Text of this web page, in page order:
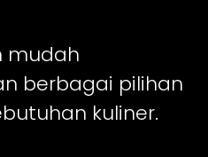
mudah
berbagai pilihan
kuliner.